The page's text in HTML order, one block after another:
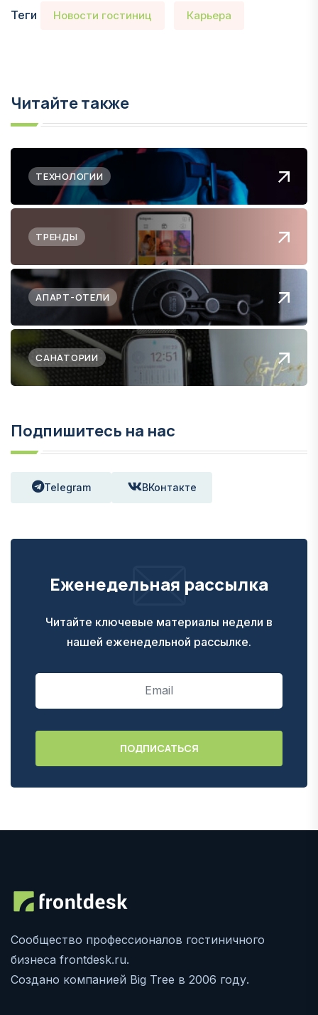
Теги Новости гостиниц Карьера
Читайте также
ТЕХНОЛОГИИ
ТРЕНДЫ
АПАРТ-ОТЕЛИ
САНАТОРИИ
Подпишитесь на нас
Telegram ВКонтакте
Еженедельная рассылка
Читайте ключевые материалы недели в
нашей еженедельной рассылке.
Сообщество профессионалов гостиничного
бизнеса frontdesk.ru.
Создано компанией Big Tree в 2006 году.